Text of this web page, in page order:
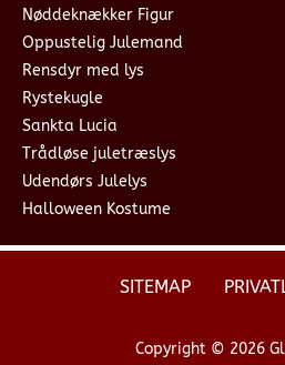
Nøddeknækker Figur
Oppustelig Julemand
Rensdyr med lys
Rystekugle
Sankta Lucia
Trådløse juletræslys
Udendørs Julelys
Halloween Kostume
SITEMAP
Copyright © 2026